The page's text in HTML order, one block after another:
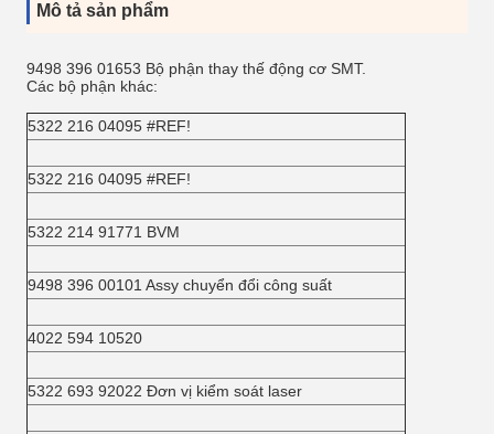
Mô tả sản phẩm
9498 396 01653 Bộ phận thay thế động cơ SMT.
Các bộ phận khác:
5322 216 04095 #REF!
5322 216 04095 #REF!
5322 214 91771 BVM
9498 396 00101 Assy chuyển đổi công suất
4022 594 10520
5322 693 92022 Đơn vị kiểm soát laser